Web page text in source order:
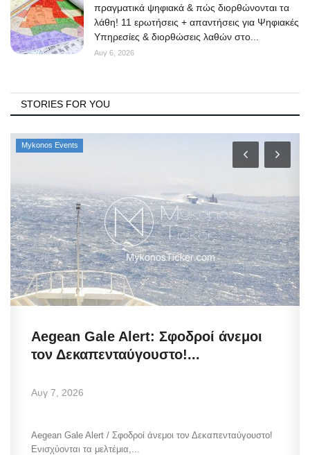
πραγματικά ψηφιακά & πώς διορθώνονται τα
λάθη! 11 ερωτήσεις + απαντήσεις για Ψηφιακές
Υπηρεσίες & διορθώσεις λαθών στο...
Αυγ 6, 2026
STORIES FOR YOU
Mykonos Events
Aegean Gale Alert: Σφοδροί άνεμοι
τον Δεκαπενταύγουστο!...
Αυγ 7, 2026
Aegean Gale Alert / Σφοδροί άνεμοι τον Δεκαπενταύγουστο!
Ενισχύονται τα μελτέμια,...